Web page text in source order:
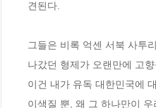
견된다.
그들은 비록 억센 서북 사투
나갔던 형제가 오랜만에 고
이건 내가 유독 대한민국에
이색질 뿐, 왜 그 하나만이